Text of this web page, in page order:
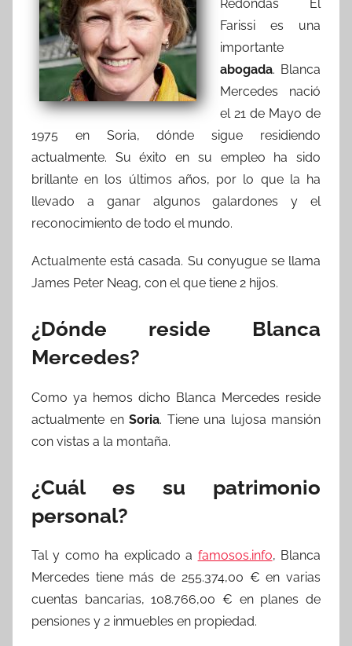
Redondas El
Farissi es una
importante
abogada. Blanca
Mercedes nació
el 21 de Mayo de
1975 en Soria, dónde sigue residiendo
actualmente. Su éxito en su empleo ha sido
brillante en los últimos años, por lo que la ha
llevado a ganar algunos galardones y el
reconocimiento de todo el mundo.
Actualmente está casada. Su conyugue se llama
James Peter Neag, con el que tiene 2 hijos.
¿Dónde reside Blanca
Mercedes?
Como ya hemos dicho Blanca Mercedes reside
actualmente en Soria. Tiene una lujosa mansión
con vistas a la montaña.
¿Cuál es su patrimonio
personal?
Tal y como ha explicado a famosos.info, Blanca
Mercedes tiene más de 255.374,00 € en varias
cuentas bancarias, 108.766,00 € en planes de
pensiones y 2 inmuebles en propiedad.